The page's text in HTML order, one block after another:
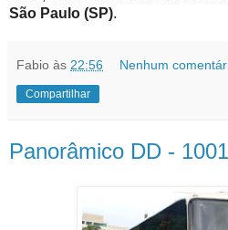
São Paulo (SP).
Fabio às 22:56 Nenhum
Compartilhar
Panorâmico DD - 1001